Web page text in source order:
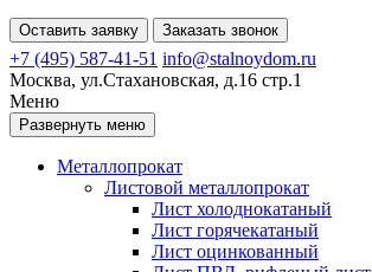
Оставить заявку Заказать звонок
+7 (495) 587-41-51 info@stalnoydom.ru
Москва, ул.Стахановская, д.16 стр.1
Меню
Развернуть меню
Металлопрокат
Листовой металлопрокат
Лист холоднокатаный
Лист горячекатаный
Лист оцинкованный